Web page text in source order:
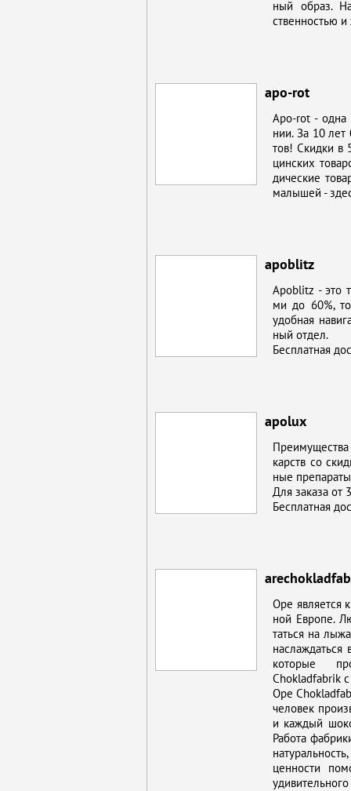
ный об­раз.
ствен­но­стью
apo-rot
Apo-rot -
нии. За 10
тов! Скид­ки в
цин­ских
ди­че­ские
ма­лы­шей -
apoblitz
Apoblitz - это
ми до 60%,
удоб­ная
ный от­дел.
Бес­плат­ная
apolux
карств со
ные
Для за­ка­за от
Бес­плат­ная
Оре яв­ля­ет­ся
ной Ев­ро­пе.
тать­ся на
ко­то­рые
Chokladfabrik
Оре
че­ло­век
и каж­дый
Ра­бо­та
цен­но­сти